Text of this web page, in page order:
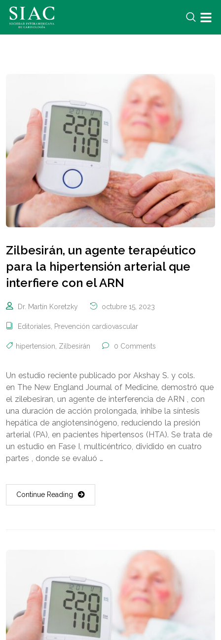
Zilbesirán, un agente terapéutico
para la hipertensión arterial que
interfiere con el ARN
Dr. Martín Koretzky octubre 15, 2023
Editoriales Prevención cardiovascular
hipertension Zilbesirán 0 Comments
Un estudio reciente publicado por Akshay S. y cols.
en The New England Journal of Medicine, demostró que
el zilebesiran, un agente de interferencia de ARN , con
una duración de acción prolongada, inhibe la síntesis
hepática de angiotensinógeno, reduciendo la presión
arterial (PA), en pacientes hipertensos (HTA). Se trata de
un estudio en Fase I, multicéntrico, dividido en cuatro
partes , donde se evaluó …
Continue Reading